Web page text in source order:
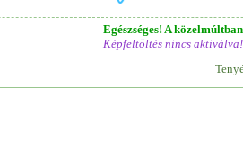
Egészséges! A
Képfeltöltés nincs aktiválva!